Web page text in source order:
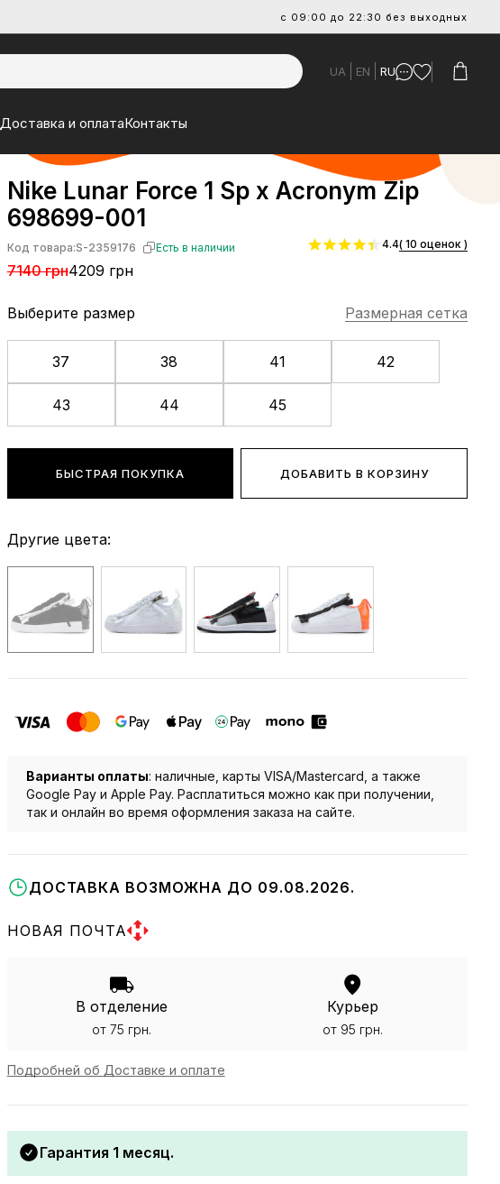
с 09:00 до 22:30 без выходных
UA EN RU
Доставка и оплатаКонтакты
Nike Lunar Force 1 Sp x Acronym Zip
698699-001
Код товара:S-2359176 Есть в наличии
7140 грн4209 грн
4.4( 10 оценок )
Выберите размер Размерная сетка
37 38 41 42
43 44 45
БЫСТРАЯ ПОКУПКА ДОБАВИТЬ В КОРЗИНУ
Другие цвета:
Варианты оплаты: наличные, карты VISA/Mastercard, а также
Google Pay и Apple Pay. Расплатиться можно как при получении,
так и онлайн во время оформления заказа на сайте.
ДОСТАВКА ВОЗМОЖНА ДО 09.08.2026.
НОВАЯ ПОЧТА
В отделение
от 75 грн.
Курьер
от 95 грн.
Подробней об Доставке и оплате
Гарантия 1 месяц.